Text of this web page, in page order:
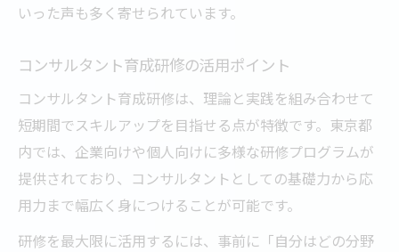
いった声も多く寄せられています。
コンサルタント育成研修の活用ポイント
コンサルタント育成研修は、理論と実践を組み合わせて
短期間でスキルアップを目指せる点が特徴です。東京都
内では、企業向けや個人向けに多様な研修プログラムが
提供されており、コンサルタントとしての基礎力から応
用力まで幅広く身につけることが可能です。
研修を最大限に活用するには、事前に「自分はどの分野